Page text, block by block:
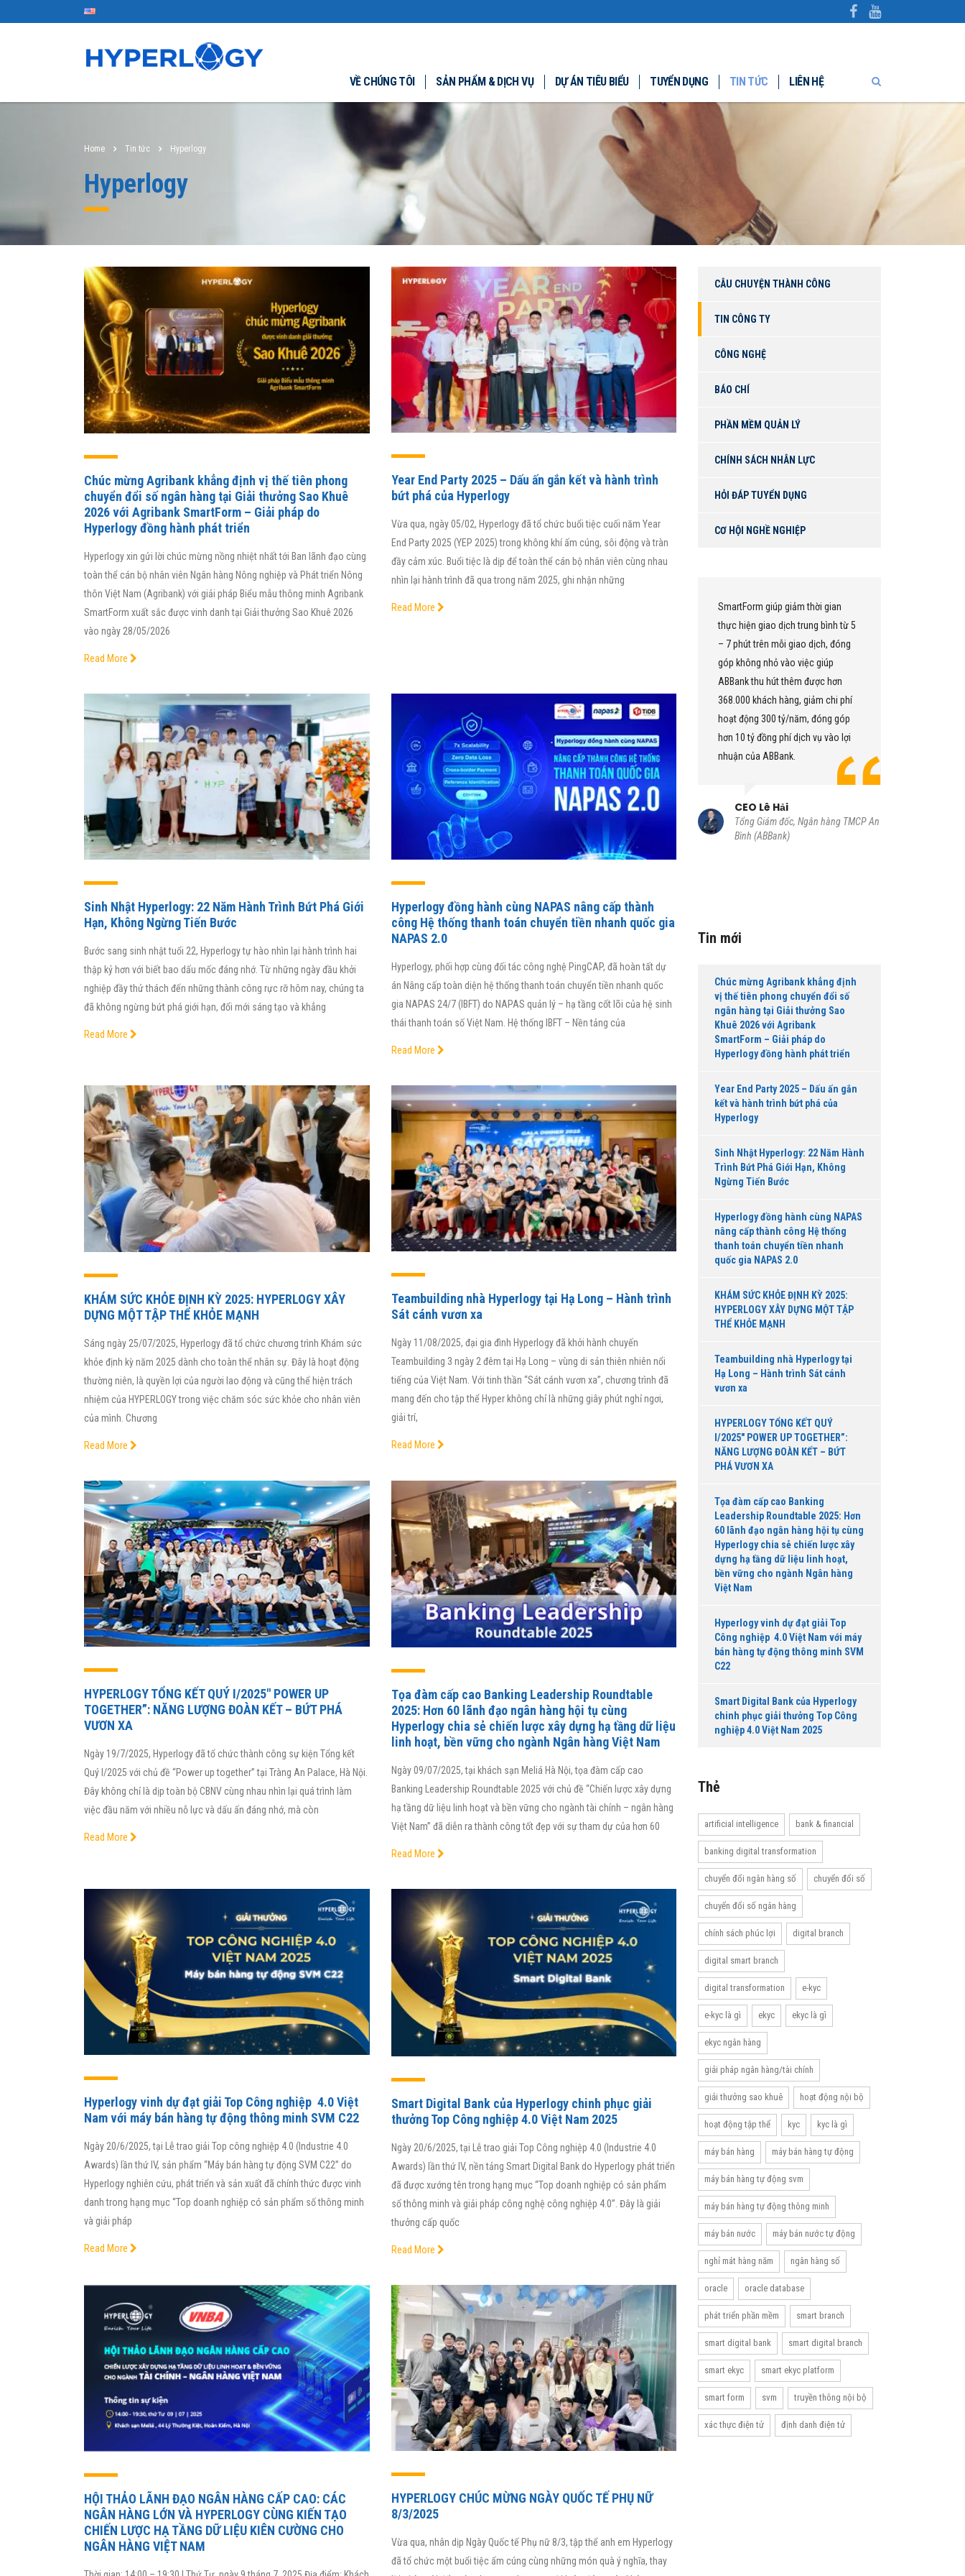
VỀ CHÚNG TÔI SẢN PHẨM & DỊCH VỤ DỰ ÁN TIÊU BIỂU TUYỂN DỤNG TIN TỨC LIÊN HỆ
Home Tin tức Hyperlogy
Hyperlogy
Chúc mừng Agribank khẳng định vị thế tiên phong
chuyển đổi số ngân hàng tại Giải thưởng Sao Khuê
2026 với Agribank SmartForm – Giải pháp do
Hyperlogy đồng hành phát triển
Hyperlogy xin gửi lời chúc mừng nồng nhiệt nhất tới Ban lãnh đạo cùng
toàn thể cán bộ nhân viên Ngân hàng Nông nghiệp và Phát triển Nông
thôn Việt Nam (Agribank) với giải pháp Biểu mẫu thông minh Agribank
SmartForm xuất sắc được vinh danh tại Giải thưởng Sao Khuê 2026
vào ngày 28/05/2026
Read More
Year End Party 2025 – Dấu ấn gắn kết và hành trình
bứt phá của Hyperlogy
Vừa qua, ngày 05/02, Hyperlogy đã tổ chức buổi tiệc cuối năm Year
End Party 2025 (YEP 2025) trong không khí ấm cúng, sôi động và tràn
đầy cảm xúc. Buổi tiệc là dịp để toàn thể cán bộ nhân viên cùng nhau
nhìn lại hành trình đã qua trong năm 2025, ghi nhận những
Read More
Sinh Nhật Hyperlogy: 22 Năm Hành Trình Bứt Phá Giới
Hạn, Không Ngừng Tiến Bước
Bước sang sinh nhật tuổi 22, Hyperlogy tự hào nhìn lại hành trình hai
thập kỷ hơn với biết bao dấu mốc đáng nhớ. Từ những ngày đầu khởi
nghiệp đầy thử thách đến những thành công rực rỡ hôm nay, chúng ta
đã không ngừng bứt phá giới hạn, đổi mới sáng tạo và khẳng
Read More
Hyperlogy đồng hành cùng NAPAS nâng cấp thành
công Hệ thống thanh toán chuyển tiền nhanh quốc gia
NAPAS 2.0
Hyperlogy, phối hợp cùng đối tác công nghệ PingCAP, đã hoàn tất dự
án Nâng cấp toàn diện hệ thống thanh toán chuyển tiền nhanh quốc
gia NAPAS 24/7 (IBFT) do NAPAS quản lý – hạ tầng cốt lõi của hệ sinh
thái thanh toán số Việt Nam. Hệ thống IBFT – Nền tảng của
Read More
KHÁM SỨC KHỎE ĐỊNH KỲ 2025: HYPERLOGY XÂY
DỰNG MỘT TẬP THỂ KHỎE MẠNH
Sáng ngày 25/07/2025, Hyperlogy đã tổ chức chương trình Khám sức
khỏe định kỳ năm 2025 dành cho toàn thể nhân sự. Đây là hoạt động
thường niên, là quyền lợi của người lao động và cũng thể hiện trách
nhiệm của HYPERLOGY trong việc chăm sóc sức khỏe cho nhân viên
của mình. Chương
Read More
Teambuilding nhà Hyperlogy tại Hạ Long – Hành trình
Sát cánh vươn xa
Ngày 11/08/2025, đại gia đình Hyperlogy đã khởi hành chuyến
Teambuilding 3 ngày 2 đêm tại Hạ Long – vùng di sản thiên nhiên nổi
tiếng của Việt Nam. Với tinh thần “Sát cánh vươn xa”, chương trình đã
mang đến cho tập thể Hyper không chỉ là những giây phút nghỉ ngơi,
giải trí,
Read More
HYPERLOGY TỔNG KẾT QUÝ I/2025″ POWER UP
TOGETHER”: NĂNG LƯỢNG ĐOÀN KẾT – BỨT PHÁ
VƯƠN XA
Ngày 19/7/2025, Hyperlogy đã tổ chức thành công sự kiện Tổng kết
Quý I/2025 với chủ đề “Power up together” tại Tràng An Palace, Hà Nội.
Đây không chỉ là dịp toàn bộ CBNV cùng nhau nhìn lại quá trình làm
việc đầu năm với nhiều nỗ lực và dấu ấn đáng nhớ, mà còn
Read More
Tọa đàm cấp cao Banking Leadership Roundtable
2025: Hơn 60 lãnh đạo ngân hàng hội tụ cùng
Hyperlogy chia sẻ chiến lược xây dựng hạ tầng dữ liệu
linh hoạt, bền vững cho ngành Ngân hàng Việt Nam
Ngày 09/07/2025, tại khách sạn Meliá Hà Nội, tọa đàm cấp cao
Banking Leadership Roundtable 2025 với chủ đề “Chiến lược xây dựng
hạ tầng dữ liệu linh hoạt và bền vững cho ngành tài chính – ngân hàng
Việt Nam” đã diễn ra thành công tốt đẹp với sự tham dự của hơn 60
Read More
Hyperlogy vinh dự đạt giải Top Công nghiệp 4.0 Việt
Nam với máy bán hàng tự động thông minh SVM C22
Ngày 20/6/2025, tại Lễ trao giải Top công nghiệp 4.0 (Industrie 4.0
Awards) lần thứ IV, sản phẩm “Máy bán hàng tự động SVM C22” do
Hyperlogy nghiên cứu, phát triển và sản xuất đã chính thức được vinh
danh trong hạng mục “Top doanh nghiệp có sản phẩm số thông minh
và giải pháp
Read More
Smart Digital Bank của Hyperlogy chinh phục giải
thưởng Top Công nghiệp 4.0 Việt Nam 2025
Ngày 20/6/2025, tại Lễ trao giải Top Công nghiệp 4.0 (Industrie 4.0
Awards) lần thứ IV, nền tảng Smart Digital Bank do Hyperlogy phát triển
đã được xướng tên trong hạng mục “Top doanh nghiệp có sản phẩm
số thông minh và giải pháp công nghệ công nghiệp 4.0”. Đây là giải
thưởng cấp quốc
Read More
HỘI THẢO LÃNH ĐẠO NGÂN HÀNG CẤP CAO: CÁC
NGÂN HÀNG LỚN VÀ HYPERLOGY CÙNG KIẾN TẠO
CHIẾN LƯỢC HẠ TẦNG DỮ LIỆU KIÊN CƯỜNG CHO
NGÂN HÀNG VIỆT NAM
HYPERLOGY CHÚC MỪNG NGÀY QUỐC TẾ PHỤ NỮ
8/3/2025
Vừa qua, nhân dịp Ngày Quốc tế Phụ nữ 8/3, tập thể anh em Hyperlogy
đã tổ chức một buổi tiệc ấm cúng cùng những món quà ý nghĩa, thay
CÂU CHUYỆN THÀNH CÔNG
TIN CÔNG TY
CÔNG NGHỆ
BÁO CHÍ
PHẦN MỀM QUẢN LÝ
CHÍNH SÁCH NHÂN LỰC
HỎI ĐÁP TUYỂN DỤNG
CƠ HỘI NGHỀ NGHIỆP
Nhờ áp dụng Giải pháp phần mềm
thực sự là phần mềm hiệu quả và
phù hợp với doanh nghiệp Việt.
PGS – TSKH Nguyễn Văn
Minh
Viện trưởng, Viện IEIT, Đại học Ngoại
thương
System – LOS) giúp cắt giảm 15 –
30% chi phí cho ngân hàng, tiết
kiệm tới 30% thời gian, hiệu quả cải
thiện đến 40%.
Giám đốc Ngô Đức Anh
Giám đốc Trung tâm Thẻ Ngân hàng
điện tử, Ngân hàng Bảo Việt
SmartForm giúp giảm thời gian
thực hiện giao dịch trung bình từ 5
– 7 phút trên mỗi giao dịch, đóng
góp không nhỏ vào việc giúp
ABBank thu hút thêm được hơn
368.000 khách hàng, giảm chi phí
hoạt động 300 tỷ/năm, đóng góp
hơn 10 tỷ đồng phí dịch vụ vào lợi
nhuận của ABBank.
CEO Lê Hải
Tổng Giám đốc, Ngân hàng TMCP An
Bình (ABBank)
đem lại hiệu quả lớn.
Tin mới
Chúc mừng Agribank khẳng định
vị thế tiên phong chuyển đổi số
ngân hàng tại Giải thưởng Sao
Khuê 2026 với Agribank
SmartForm – Giải pháp do
Hyperlogy đồng hành phát triển
Year End Party 2025 – Dấu ấn gắn
kết và hành trình bứt phá của
Hyperlogy
Sinh Nhật Hyperlogy: 22 Năm Hành
Trình Bứt Phá Giới Hạn, Không
Ngừng Tiến Bước
Hyperlogy đồng hành cùng NAPAS
nâng cấp thành công Hệ thống
thanh toán chuyển tiền nhanh
quốc gia NAPAS 2.0
KHÁM SỨC KHỎE ĐỊNH KỲ 2025:
HYPERLOGY XÂY DỰNG MỘT TẬP
THỂ KHỎE MẠNH
Teambuilding nhà Hyperlogy tại
Hạ Long – Hành trình Sát cánh
vươn xa
HYPERLOGY TỔNG KẾT QUÝ
I/2025″ POWER UP TOGETHER”:
NĂNG LƯỢNG ĐOÀN KẾT – BỨT
PHÁ VƯƠN XA
Tọa đàm cấp cao Banking
Leadership Roundtable 2025: Hơn
60 lãnh đạo ngân hàng hội tụ cùng
Hyperlogy chia sẻ chiến lược xây
dựng hạ tầng dữ liệu linh hoạt,
bền vững cho ngành Ngân hàng
Việt Nam
Hyperlogy vinh dự đạt giải Top
Công nghiệp 4.0 Việt Nam với máy
bán hàng tự động thông minh SVM
C22
Smart Digital Bank của Hyperlogy
chinh phục giải thưởng Top Công
nghiệp 4.0 Việt Nam 2025
Thẻ
artificial intelligence bank & financial
banking digital transformation
chuyển đổi ngân hàng số chuyển đổi số
chuyển đổi số ngân hàng
chính sách phúc lợi digital branch
digital smart branch
digital transformation e-kyc
e-kyc là gì ekyc ekyc là gì
ekyc ngân hàng
giải pháp ngân hàng/tài chính
giải thưởng sao khuê hoạt động nội bộ
hoạt động tập thể kyc kyc là gì
máy bán hàng máy bán hàng tự động
máy bán hàng tự động svm
máy bán hàng tự động thông minh
máy bán nước máy bán nước tự động
nghỉ mát hàng năm ngân hàng số
oracle oracle database
phát triển phần mềm smart branch
smart digital bank smart digital branch
smart ekyc smart ekyc platform
smart form svm truyền thông nội bộ
xác thực điện tử định danh điện tử